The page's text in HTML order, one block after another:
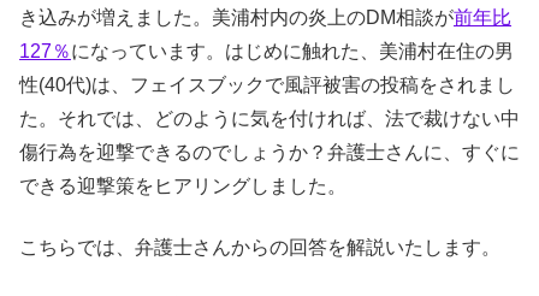
き込みが増えました。美浦村内の炎上のDM相談が前年比
127％になっています。はじめに触れた、美浦村在住の男
性(40代)は、フェイスブックで風評被害の投稿をされまし
た。それでは、どのように気を付ければ、法で裁けない中
傷行為を迎撃できるのでしょうか？弁護士さんに、すぐに
できる迎撃策をヒアリングしました。
こちらでは、弁護士さんからの回答を解説いたします。